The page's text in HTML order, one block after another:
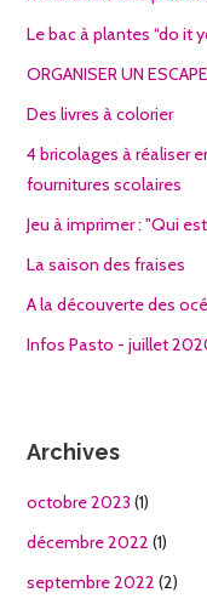
Le bac à plantes “do it
ORGANISER UN
Des livres à colorier
4 bricolages à réaliser
fournitures scolaires
Jeu à imprimer : "Qui
La saison des fraises
A la découverte des
Infos Pasto - juillet
Archives
octobre 2023 (1)
décembre 2022 (1)
septembre 2022 (2)